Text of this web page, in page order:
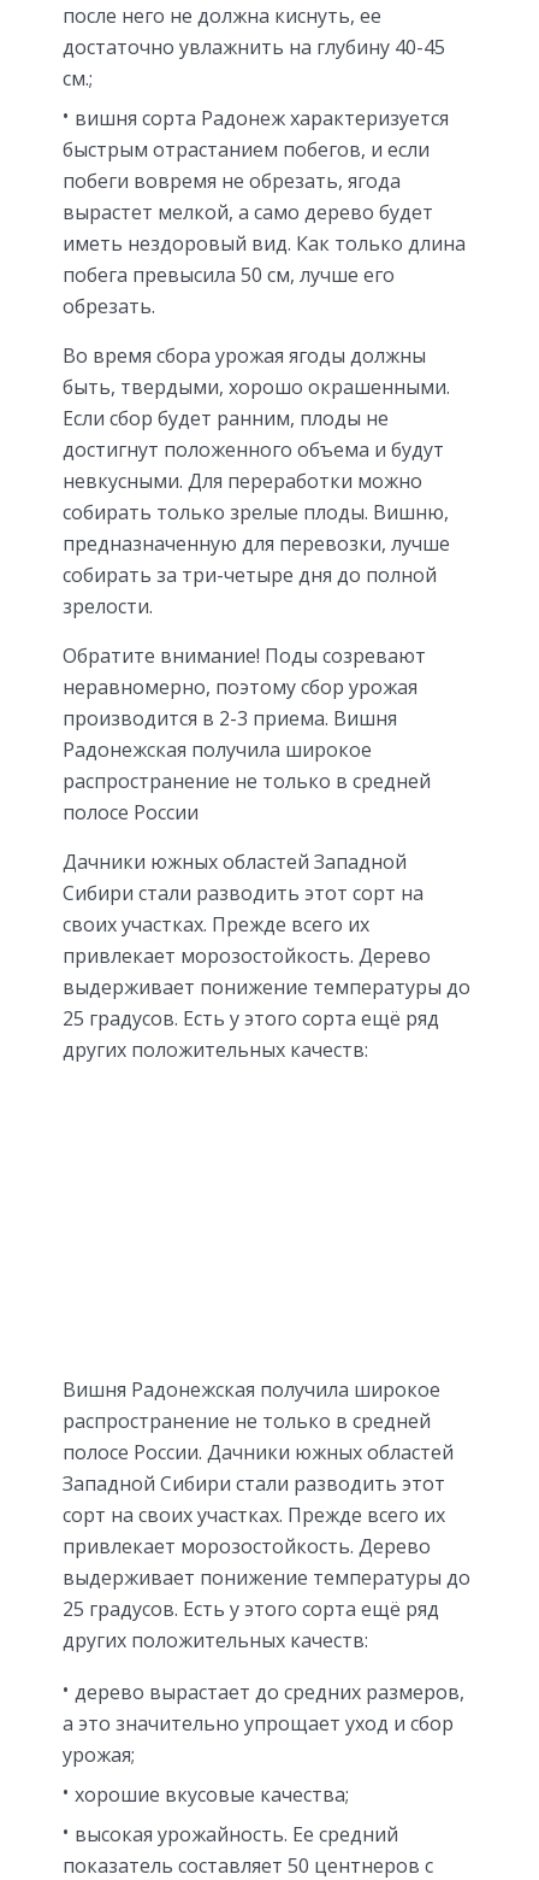
после него не должна киснуть, ее
достаточно увлажнить на глубину 40-45
см.;
вишня сорта Радонеж характеризуется
быстрым отрастанием побегов, и если
побеги вовремя не обрезать, ягода
вырастет мелкой, а само дерево будет
иметь нездоровый вид. Как только длина
побега превысила 50 см, лучше его
обрезать.
Во время сбора урожая ягоды должны
быть, твердыми, хорошо окрашенными.
Если сбор будет ранним, плоды не
достигнут положенного объема и будут
невкусными. Для переработки можно
собирать только зрелые плоды. Вишню,
предназначенную для перевозки, лучше
собирать за три-четыре дня до полной
зрелости.
Обратите внимание! Поды созревают
неравномерно, поэтому сбор урожая
производится в 2-3 приема. Вишня
Радонежская получила широкое
распространение не только в средней
полосе России
Дачники южных областей Западной
Сибири стали разводить этот сорт на
своих участках. Прежде всего их
привлекает морозостойкость. Дерево
выдерживает понижение температуры до
25 градусов. Есть у этого сорта ещё ряд
других положительных качеств:
Вишня Радонежская получила широкое
распространение не только в средней
полосе России. Дачники южных областей
Западной Сибири стали разводить этот
сорт на своих участках. Прежде всего их
привлекает морозостойкость. Дерево
выдерживает понижение температуры до
25 градусов. Есть у этого сорта ещё ряд
других положительных качеств:
дерево вырастает до средних размеров,
а это значительно упрощает уход и сбор
урожая;
хорошие вкусовые качества;
высокая урожайность. Ее средний
показатель составляет 50 центнеров с